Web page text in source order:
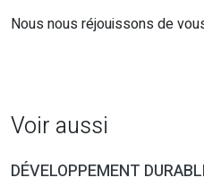
Nous nous réjouissons de
Voir aussi
DÉVELOPPEMENT